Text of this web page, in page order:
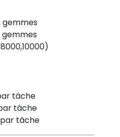
gemmes
gemmes
tâche
tâche
par tâche